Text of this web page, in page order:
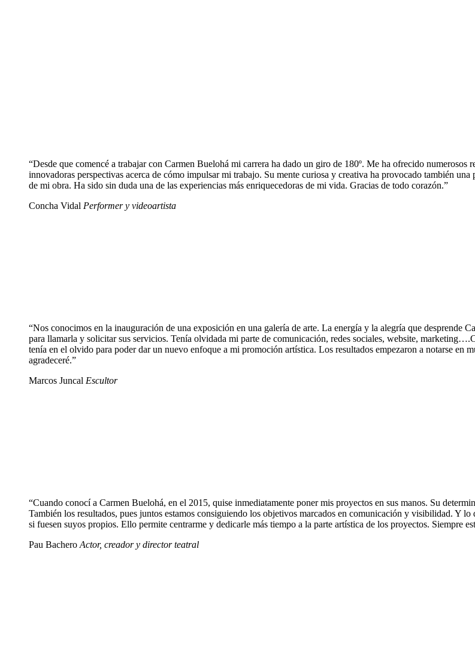
“Desde que comencé a trabajar con Carmen Buelohá mi carrera ha dado un giro de 180º. Me ha ofrecido
innovadoras perspectivas acerca de cómo impulsar mi trabajo. Su mente curiosa y creativa ha provocado también
de mi obra. Ha sido sin duda una de las experiencias más enriquecedoras de mi vida. Gracias de todo corazón.”
Concha Vidal Performer y videoartista
“Nos conocimos en la inauguración de una exposición en una galería de arte. La energía y la alegría que desprende
para llamarla y solicitar sus servicios. Tenía olvidada mi parte de comunicación, redes sociales, website,
tenía en el olvido para poder dar un nuevo enfoque a mi promoción artística. Los resultados empezaron a notarse en
agradeceré.”
Marcos Juncal Escultor
“Cuando conocí a Carmen Buelohá, en el 2015, quise inmediatamente poner mis proyectos en sus manos. Su
También los resultados, pues juntos estamos consiguiendo los objetivos marcados en comunicación y visibilidad. Y
si fuesen suyos propios. Ello permite centrarme y dedicarle más tiempo a la parte artística de los proyectos. Siempre
Pau Bachero Actor, creador y director teatral